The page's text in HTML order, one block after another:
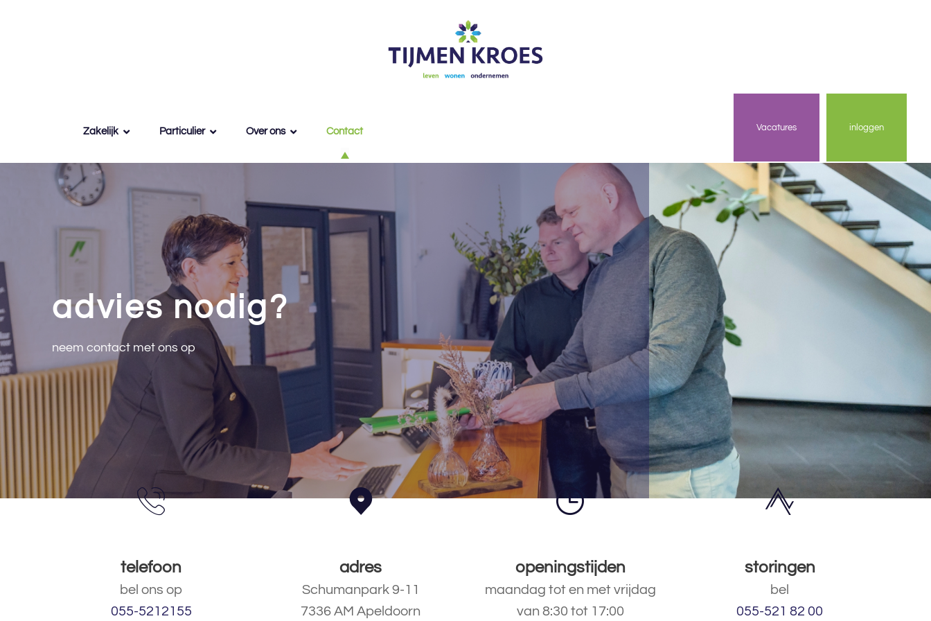
Zakelijk Particulier Over ons Contact inloggen
Vacatures
advies nodig?
neem contact met ons op
telefoon
bel ons op
055-5212155
adres
Schumanpark 9-11
7336 AM Apeldoorn
openingstijden
maandag tot en met vrijdag
van 8:30 tot 17:00
storingen
bel
055-521 82 00